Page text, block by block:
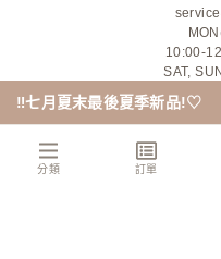
10:00-
SAT,
‼️七月夏末最後夏季新品!♡
分類 訂單